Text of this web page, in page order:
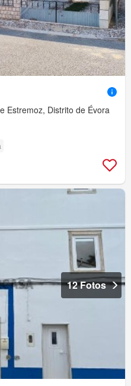
Estremoz, Distrito de Évora
12 Fotos